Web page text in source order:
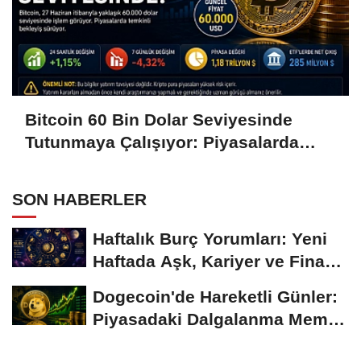
Bitcoin 60 Bin Dolar Seviyesinde
Tutunmaya Çalışıyor: Piyasalarda
SON HABERLER
Haftalık Burç Yorumları: Yeni
Haftada Aşk, Kariyer ve Finans
Dogecoin'de Hareketli Günler:
Piyasadaki Dalgalanma Meme